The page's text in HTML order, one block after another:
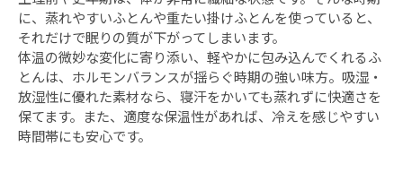
に、蒸れやすいふとんや重たい掛けふとんを使っていると、
それだけで眠りの質が下がってしまいます。
体温の微妙な変化に寄り添い、軽やかに包み込んでくれるふ
とんは、ホルモンバランスが揺らぐ時期の強い味方。吸湿・
放湿性に優れた素材なら、寝汗をかいても蒸れずに快適さを
保てます。また、適度な保温性があれば、冷えを感じやすい
時間帯にも安心です。